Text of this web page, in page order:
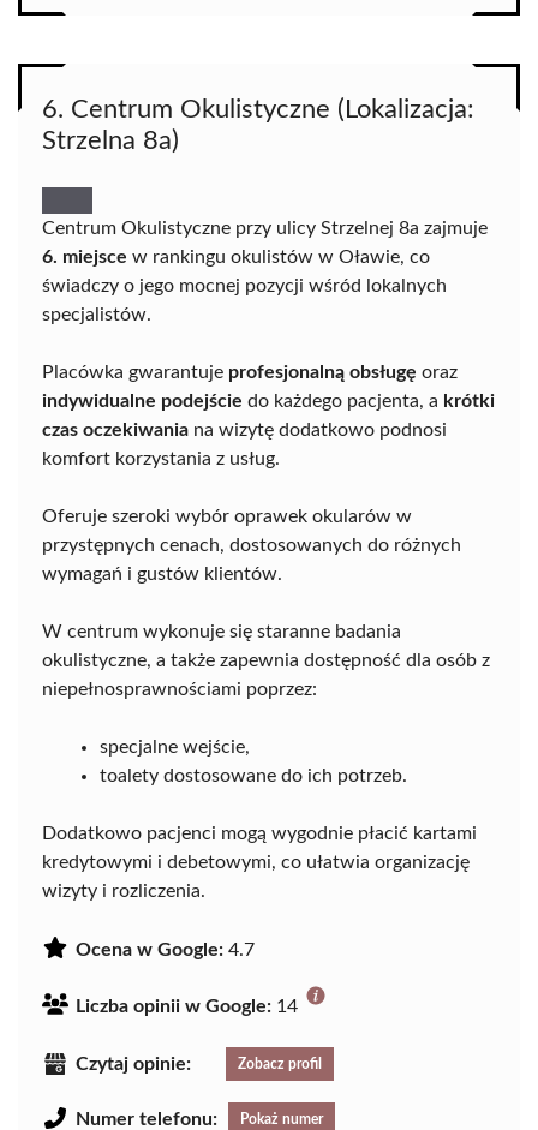
6. Centrum Okulistyczne (Lokalizacja:
Strzelna 8a)
Centrum Okulistyczne przy ulicy Strzelnej 8a zajmuje
6. miejsce w rankingu okulistów w Oławie, co
świadczy o jego mocnej pozycji wśród lokalnych
specjalistów.
Placówka gwarantuje profesjonalną obsługę oraz
indywidualne podejście do każdego pacjenta, a krótki
czas oczekiwania na wizytę dodatkowo podnosi
komfort korzystania z usług.
Oferuje szeroki wybór oprawek okularów w
przystępnych cenach, dostosowanych do różnych
wymagań i gustów klientów.
W centrum wykonuje się staranne badania
okulistyczne, a także zapewnia dostępność dla osób z
niepełnosprawnościami poprzez:
specjalne wejście,
toalety dostosowane do ich potrzeb.
Dodatkowo pacjenci mogą wygodnie płacić kartami
kredytowymi i debetowymi, co ułatwia organizację
wizyty i rozliczenia.
Ocena w Google: 4.7
Liczba opinii w Google: 14
Czytaj opinie: Zobacz profil
Numer telefonu: Pokaż numer